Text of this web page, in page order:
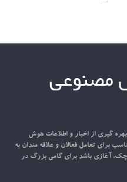
مصنوعی
گیری از اخبار و اطلاعات هوش
برای تعامل فعالان و علاقه مندان به
آغازی باشد برای گامی بزرگ در